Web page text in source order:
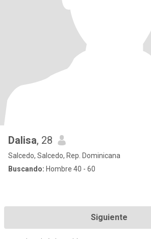
Dalisa, 28
Salcedo, Salcedo, Rep. Dominicana
Buscando: Hombre 40 - 60
Siguiente